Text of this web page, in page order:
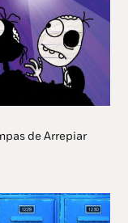
de Arrepiar